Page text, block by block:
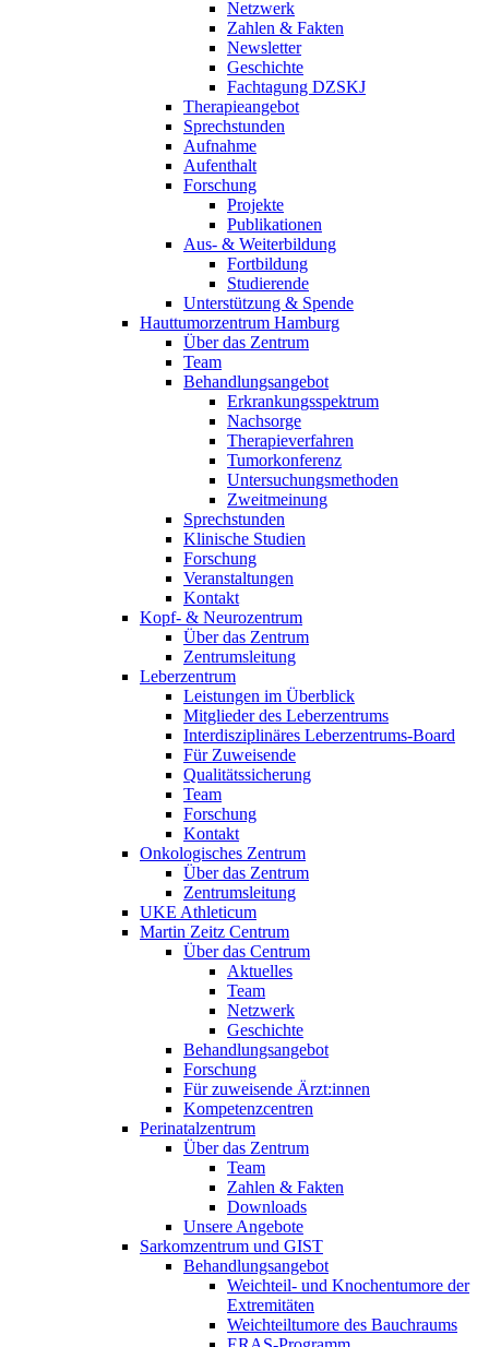
Netzwerk
Zahlen & Fakten
Newsletter
Geschichte
Fachtagung DZSKJ
Therapieangebot
Sprechstunden
Aufnahme
Aufenthalt
Forschung
Projekte
Publikationen
Aus- & Weiterbildung
Fortbildung
Studierende
Unterstützung & Spende
Hauttumorzentrum Hamburg
Über das Zentrum
Team
Behandlungsangebot
Erkrankungsspektrum
Nachsorge
Therapieverfahren
Tumorkonferenz
Untersuchungsmethoden
Zweitmeinung
Sprechstunden
Klinische Studien
Forschung
Veranstaltungen
Kontakt
Kopf- & Neurozentrum
Über das Zentrum
Zentrumsleitung
Leberzentrum
Leistungen im Überblick
Mitglieder des Leberzentrums
Interdisziplinäres Leberzentrums-Board
Für Zuweisende
Qualitätssicherung
Team
Forschung
Kontakt
Onkologisches Zentrum
Über das Zentrum
Zentrumsleitung
UKE Athleticum
Martin Zeitz Centrum
Über das Centrum
Aktuelles
Team
Netzwerk
Geschichte
Behandlungsangebot
Forschung
Für zuweisende Ärzt:innen
Kompetenzcentren
Perinatalzentrum
Über das Zentrum
Team
Zahlen & Fakten
Downloads
Unsere Angebote
Sarkomzentrum und GIST
Behandlungsangebot
Weichteil- und Knochentumore der
Extremitäten
Weichteiltumore des Bauchraums